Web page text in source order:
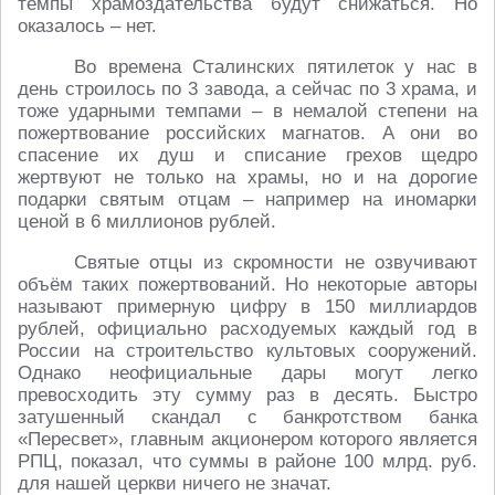
оказалось – нет.
Во времена Сталинских пятилеток у нас в
день строилось по 3 завода, а сейчас по 3 храма, и
тоже ударными темпами – в немалой степени на
пожертвование российских магнатов. А они во
спасение их душ и списание грехов щедро
жертвуют не только на храмы, но и на дорогие
подарки святым отцам – например на иномарки
ценой в 6 миллионов рублей.
Святые отцы из скромности не озвучивают
объём таких пожертвований. Но некоторые авторы
называют примерную цифру в 150 миллиардов
рублей, официально расходуемых каждый год в
России на строительство культовых сооружений.
Однако неофициальные дары могут легко
превосходить эту сумму раз в десять. Быстро
затушенный скандал с банкротством банка
«Пересвет», главным акционером которого является
РПЦ, показал, что суммы в районе 100 млрд. руб.
для нашей церкви ничего не значат.